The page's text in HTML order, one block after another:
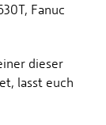
Fanuc
dieser
lasst euch